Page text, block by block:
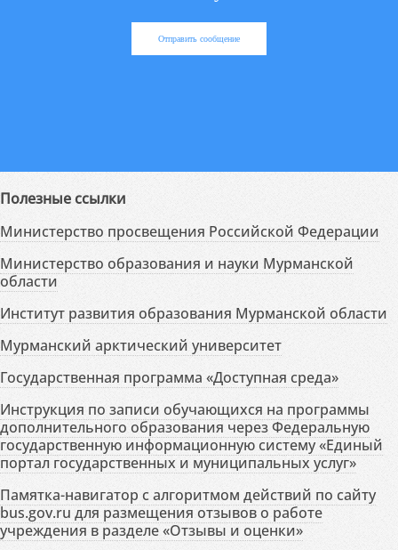
Отправить сообщение
Полезные ссылки
Министерство просвещения Российской Федерации
Министерство образования и науки Мурманской
области
Институт развития образования Мурманской области
Мурманский арктический университет
Государственная программа «Доступная среда»
Инструкция по записи обучающихся на программы
дополнительного образования через Федеральную
государственную информационную систему «Единый
портал государственных и муниципальных услуг»
Памятка-навигатор с алгоритмом действий по сайту
bus.gov.ru для размещения отзывов о работе
учреждения в разделе «Отзывы и оценки»